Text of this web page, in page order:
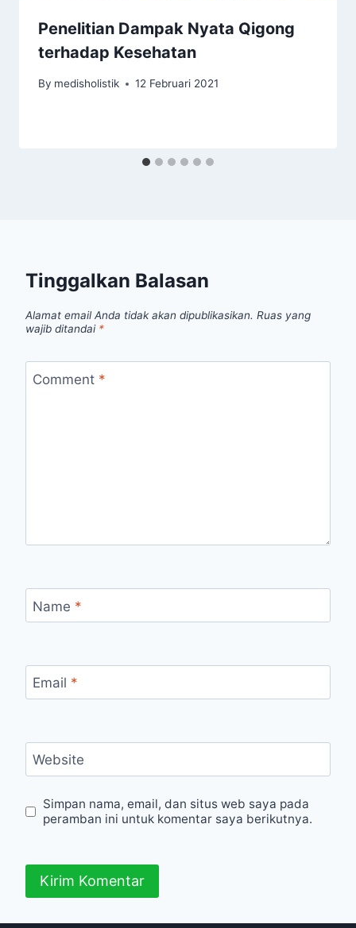
Penelitian Dampak Nyata Qigong
terhadap Kesehatan
By medisholistik 12 Februari 2021
Tinggalkan Balasan
Alamat email Anda tidak akan dipublikasikan. Ruas yang
wajib ditandai *
Comment *
Name *
Email *
Website
Simpan nama, email, dan situs web saya pada
peramban ini untuk komentar saya berikutnya.